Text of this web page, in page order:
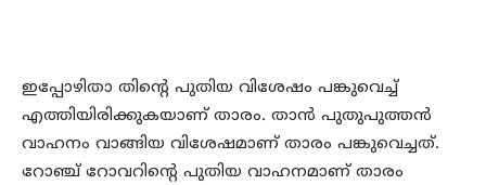
ഇപ്പോഴിതാ തിന്റെ പുതിയ വിശേഷം പങ്കുവെച്ച്
എത്തിയിരിക്കുകയാണ് താരം. താൻ പുതുപുത്തൻ
വാഹനം വാങ്ങിയ വിശേഷമാണ് താരം പങ്കുവെച്ചത്.
റോഞ്ച് റോവറിന്റെ പുതിയ വാഹനമാണ് താരം